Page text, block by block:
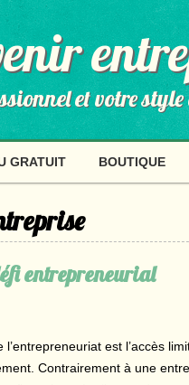
et votre
GRATUIT BOUTIQUE
entrepreneurial
est l’accès
Contrairement à une